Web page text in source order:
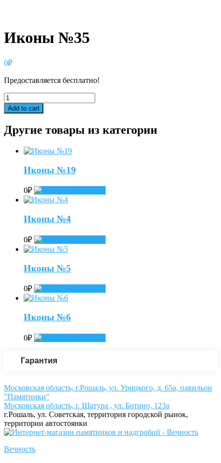
Иконы №35
0₽
Предоставляется бесплатно!
Иконы
№35
quantity
Add to cart
Другие товары из категории
Иконы №19
0₽
Иконы №4
0₽
Иконы №5
0₽
Иконы №6
0₽
Гарантия
Московская область, г.Рошаль, ул. Урицкого, д. 65а, павильон
"Памятники"
Московская область, г. Шатура , ул. Ботино, 123а
г.Рошаль, ул. Советская, территория городской рынок,
территории автостоянки
Вечность